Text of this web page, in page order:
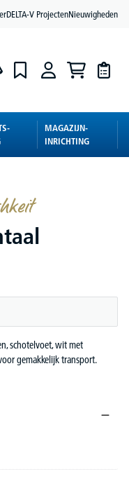
DELTA-V ProjectenNieuwigheden
MAGAZIJN-
INRICHTING
schotelvoet, wit met
gemakkelijk transport.